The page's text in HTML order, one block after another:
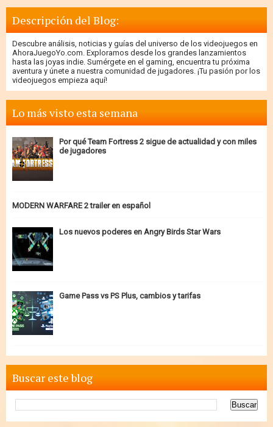
Descripción del Blog:
Descubre análisis, noticias y guías del universo de los videojuegos en
AhoraJuegoYo.com. Exploramos desde los grandes lanzamientos
hasta las joyas indie. Sumérgete en el gaming, encuentra tu próxima
aventura y únete a nuestra comunidad de jugadores. ¡Tu pasión por los
videojuegos empieza aquí!
Lo más visto esta semana
Por qué Team Fortress 2 sigue de actualidad y con miles
de jugadores
MODERN WARFARE 2 trailer en español
Los nuevos poderes en Angry Birds Star Wars
Game Pass vs PS Plus, cambios y tarifas
Buscar este blog